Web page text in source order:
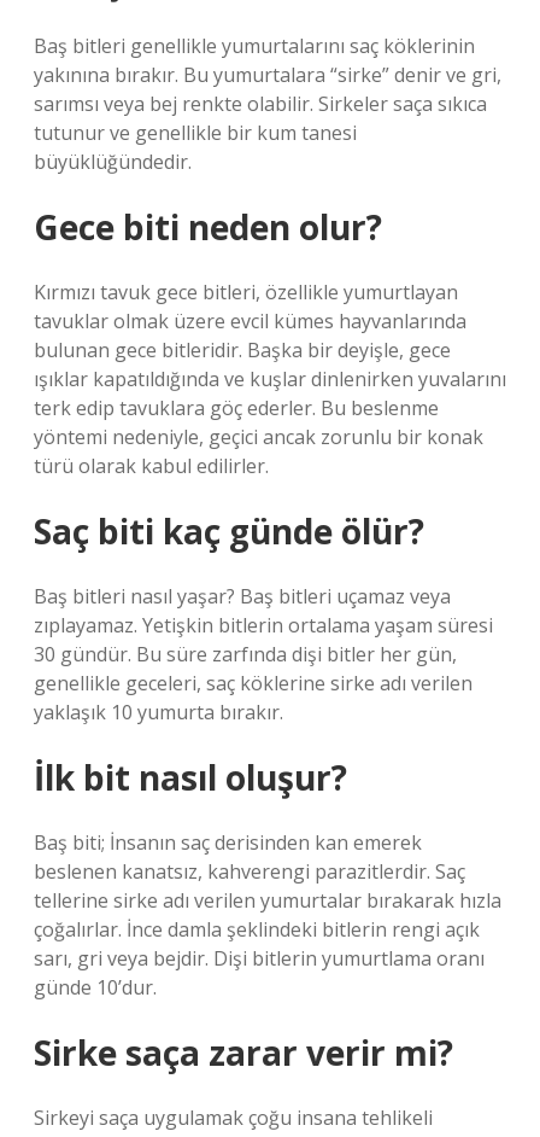
Baş bitleri genellikle yumurtalarını saç köklerinin
yakınına bırakır. Bu yumurtalara “sirke” denir ve gri,
sarımsı veya bej renkte olabilir. Sirkeler saça sıkıca
tutunur ve genellikle bir kum tanesi
büyüklüğündedir.
Gece biti neden olur?
Kırmızı tavuk gece bitleri, özellikle yumurtlayan
tavuklar olmak üzere evcil kümes hayvanlarında
bulunan gece bitleridir. Başka bir deyişle, gece
ışıklar kapatıldığında ve kuşlar dinlenirken yuvalarını
terk edip tavuklara göç ederler. Bu beslenme
yöntemi nedeniyle, geçici ancak zorunlu bir konak
türü olarak kabul edilirler.
Saç biti kaç günde ölür?
Baş bitleri nasıl yaşar? Baş bitleri uçamaz veya
zıplayamaz. Yetişkin bitlerin ortalama yaşam süresi
30 gündür. Bu süre zarfında dişi bitler her gün,
genellikle geceleri, saç köklerine sirke adı verilen
yaklaşık 10 yumurta bırakır.
İlk bit nasıl oluşur?
Baş biti; İnsanın saç derisinden kan emerek
beslenen kanatsız, kahverengi parazitlerdir. Saç
tellerine sirke adı verilen yumurtalar bırakarak hızla
çoğalırlar. İnce damla şeklindeki bitlerin rengi açık
sarı, gri veya bejdir. Dişi bitlerin yumurtlama oranı
günde 10’dur.
Sirke saça zarar verir mi?
Sirkeyi saça uygulamak çoğu insana tehlikeli